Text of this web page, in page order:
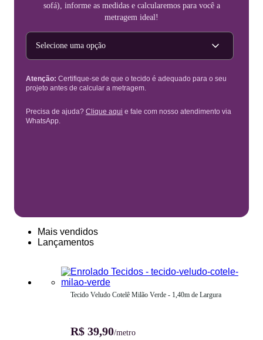
sofá), informe as medidas e calcularemos para você a
metragem ideal!
Tipo de projeto
Atenção: Certifique-se de que o tecido é adequado para o seu
projeto antes de calcular a metragem.
Precisa de ajuda? Clique aqui e fale com nosso atendimento via
WhatsApp.
Mais vendidos
Lançamentos
Tecido Veludo Cotelê Milão Verde - 1,40m de Largura
R$ 39,90/metro